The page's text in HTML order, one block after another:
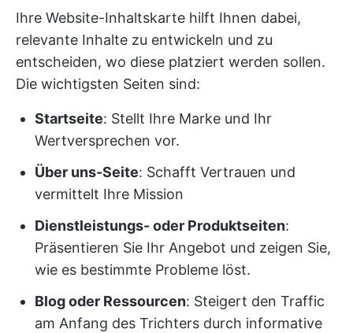
Ihre Website-Inhaltskarte hilft Ihnen dabei,
relevante Inhalte zu entwickeln und zu
entscheiden, wo diese platziert werden sollen.
Die wichtigsten Seiten sind:
Startseite: Stellt Ihre Marke und Ihr
Wertversprechen vor.
Über uns-Seite: Schafft Vertrauen und
vermittelt Ihre Mission
Dienstleistungs- oder Produktseiten:
Präsentieren Sie Ihr Angebot und zeigen Sie,
wie es bestimmte Probleme löst.
Blog oder Ressourcen: Steigert den Traffic
am Anfang des Trichters durch informative